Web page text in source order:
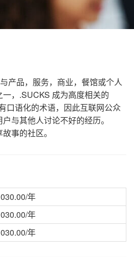
产品，服务，商业，餐馆或个人
，.SUCKS 成为高度相关的
口语化的术语，因此互联网公众
与其他人讨论不好的经历。
事的社区。
年
年
年